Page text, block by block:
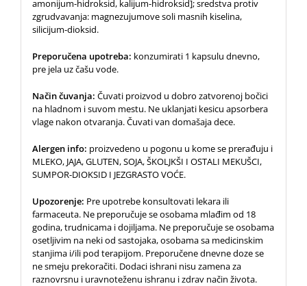
amonijum-hidroksid, kalijum-hidroksid]; sredstva protiv
zgrudvavanja: magnezujumove soli masnih kiselina,
silicijum-dioksid.
Preporučena upotreba: konzumirati 1 kapsulu dnevno,
pre jela uz čašu vode.
Način čuvanja: Čuvati proizvod u dobro zatvorenoj bočici
na hladnom i suvom mestu. Ne uklanjati kesicu apsorbera
vlage nakon otvaranja. Čuvati van domašaja dece.
Alergen info: proizvedeno u pogonu u kome se prerađuju i
MLEKO, JAJA, GLUTEN, SOJA, ŠKOLJKŠI I OSTALI MEKUŠCI,
SUMPOR-DIOKSID I JEZGRASTO VOĆE.
Upozorenje: Pre upotrebe konsultovati lekara ili
farmaceuta. Ne preporučuje se osobama mlađim od 18
godina, trudnicama i dojiljama. Ne preporučuje se osobama
osetljivim na neki od sastojaka, osobama sa medicinskim
stanjima i/ili pod terapijom. Preporučene dnevne doze se
ne smeju prekoračiti. Dodaci ishrani nisu zamena za
raznovrsnu i uravnoteženu ishranu i zdrav način života.